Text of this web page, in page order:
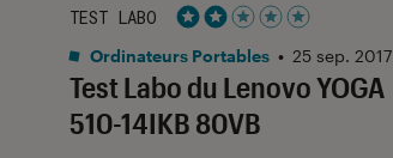
Test Labo du Lenovo YOGA
510-14IKB 80VB
TEST LABO
Noté 2 étoiles sur 5
Ordinateurs Portables • 25 sep. 2017